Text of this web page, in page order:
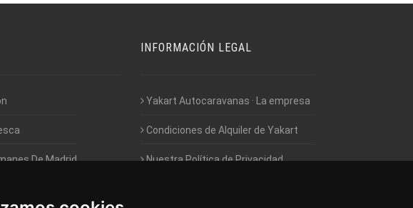
De Madrid
INFORMACIÓN LEGAL
Yakart Autocaravanas · La empresa
Condiciones de Alquiler de Yakart
Nuestra Política de Privacidad